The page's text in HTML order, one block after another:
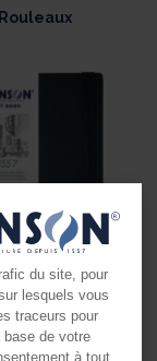
Rouleaux
cousus
du site, pour
lesquels vous
traceurs pour
de votre
à tout